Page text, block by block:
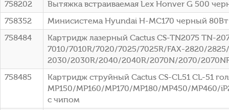
758202
Вытяжка встраиваемая Lex Honver G 500
758352
Минисистема Hyundai H-MC170 черный 80Вт
758484
Картридж лазерный Cactus CS-TN2075 TN-
7010/7010R/7020/7025/7025R/FAX-2820/
2030/2030R/2040/2040R/2070N/2070/
758485
Картридж струйный Cactus CS-CL51 CL-51
MP150/MP160/MP170/MP180/MP450/MP460/
с чипом